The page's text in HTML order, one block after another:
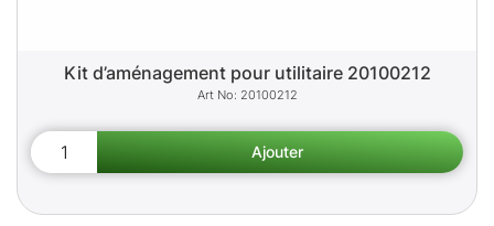
Kit d’aménagement pour utilitaire 20100212
20100212